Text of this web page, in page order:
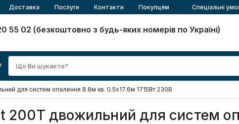
Доставка Послуги Контакти Покупцям Спеціальні
55 02 (безкоштовно з будь-яких номерів по Україні)
для систем опалення 8.8м кв. 0.5x17.6м 1715Вт 230В
200T двожильний для систем